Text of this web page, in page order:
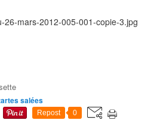
salées
Repost 0